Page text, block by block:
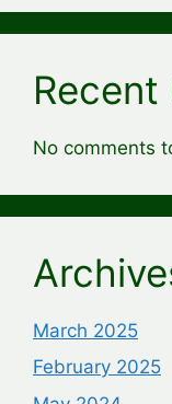
No comments
March 2025
February 2025